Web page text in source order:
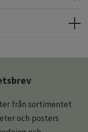
från sortimentet
och posters